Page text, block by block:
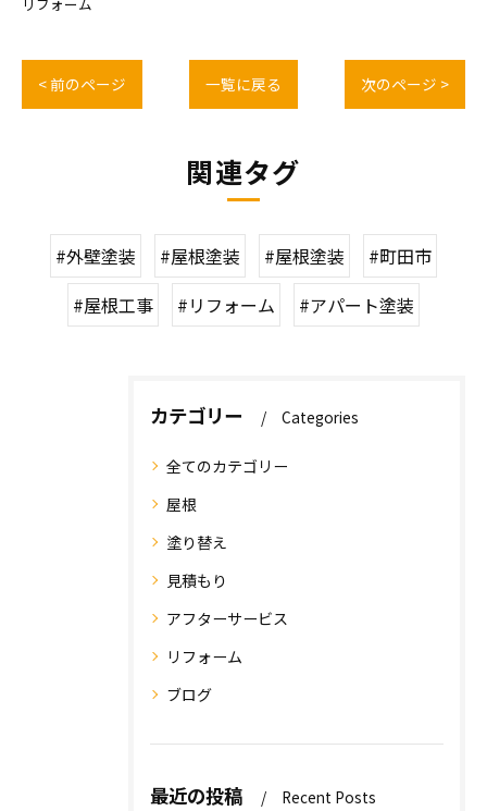
リフォーム
< 前のページ 一覧に戻る 次のページ >
関連タグ
#外壁塗装 #屋根塗装 #屋根塗装
#町田市
#屋根工事
#リフォーム #アパート塗装
カテゴリー Categories
全てのカテゴリー
屋根
塗り替え
見積もり
アフターサービス
リフォーム
ブログ
最近の投稿 Recent Posts